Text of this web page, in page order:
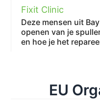
Fixit Clinic
Deze mensen uit
openen van je
en hoe je het
EU